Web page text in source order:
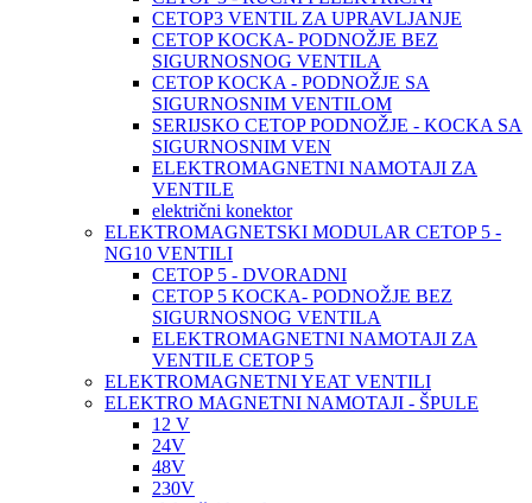
CETOP3 VENTIL ZA UPRAVLJANJE
CETOP KOCKA- PODNOŽJE BEZ
SIGURNOSNOG VENTILA
CETOP KOCKA - PODNOŽJE SA
SIGURNOSNIM VENTILOM
SERIJSKO CETOP PODNOŽJE - KOCKA SA
SIGURNOSNIM VEN
ELEKTROMAGNETNI NAMOTAJI ZA
VENTILE
električni konektor
ELEKTROMAGNETSKI MODULAR CETOP 5 -
NG10 VENTILI
CETOP 5 - DVORADNI
CETOP 5 KOCKA- PODNOŽJE BEZ
SIGURNOSNOG VENTILA
ELEKTROMAGNETNI NAMOTAJI ZA
VENTILE CETOP 5
ELEKTROMAGNETNI YEAT VENTILI
ELEKTRO MAGNETNI NAMOTAJI - ŠPULE
12 V
24V
48V
230V